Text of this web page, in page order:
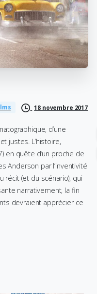
18 novembre 2017
d’une
justes. L’histoire,
en quête d’un proche de
Anderson par l’inventivité
récit (et du scénario), qui
narrativement, la fin
devraient apprécier ce